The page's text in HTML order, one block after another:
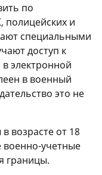
по
полицейских и
специальными
доступ к
электронной
в военный
это не
возрасте от 18
военно-учетные
границы.